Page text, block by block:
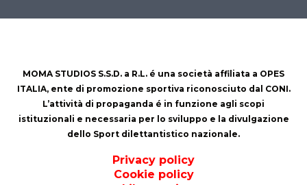
MOMA STUDIOS S.S.D. a R.L. é una società affiliata a OPES
ITALIA, ente di promozione sportiva riconosciuto dal CONI.
L’attività di propaganda é in funzione agli scopi
istituzionali e necessaria per lo sviluppo e la divulgazione
dello Sport dilettantistico nazionale.
Privacy policy
Cookie policy